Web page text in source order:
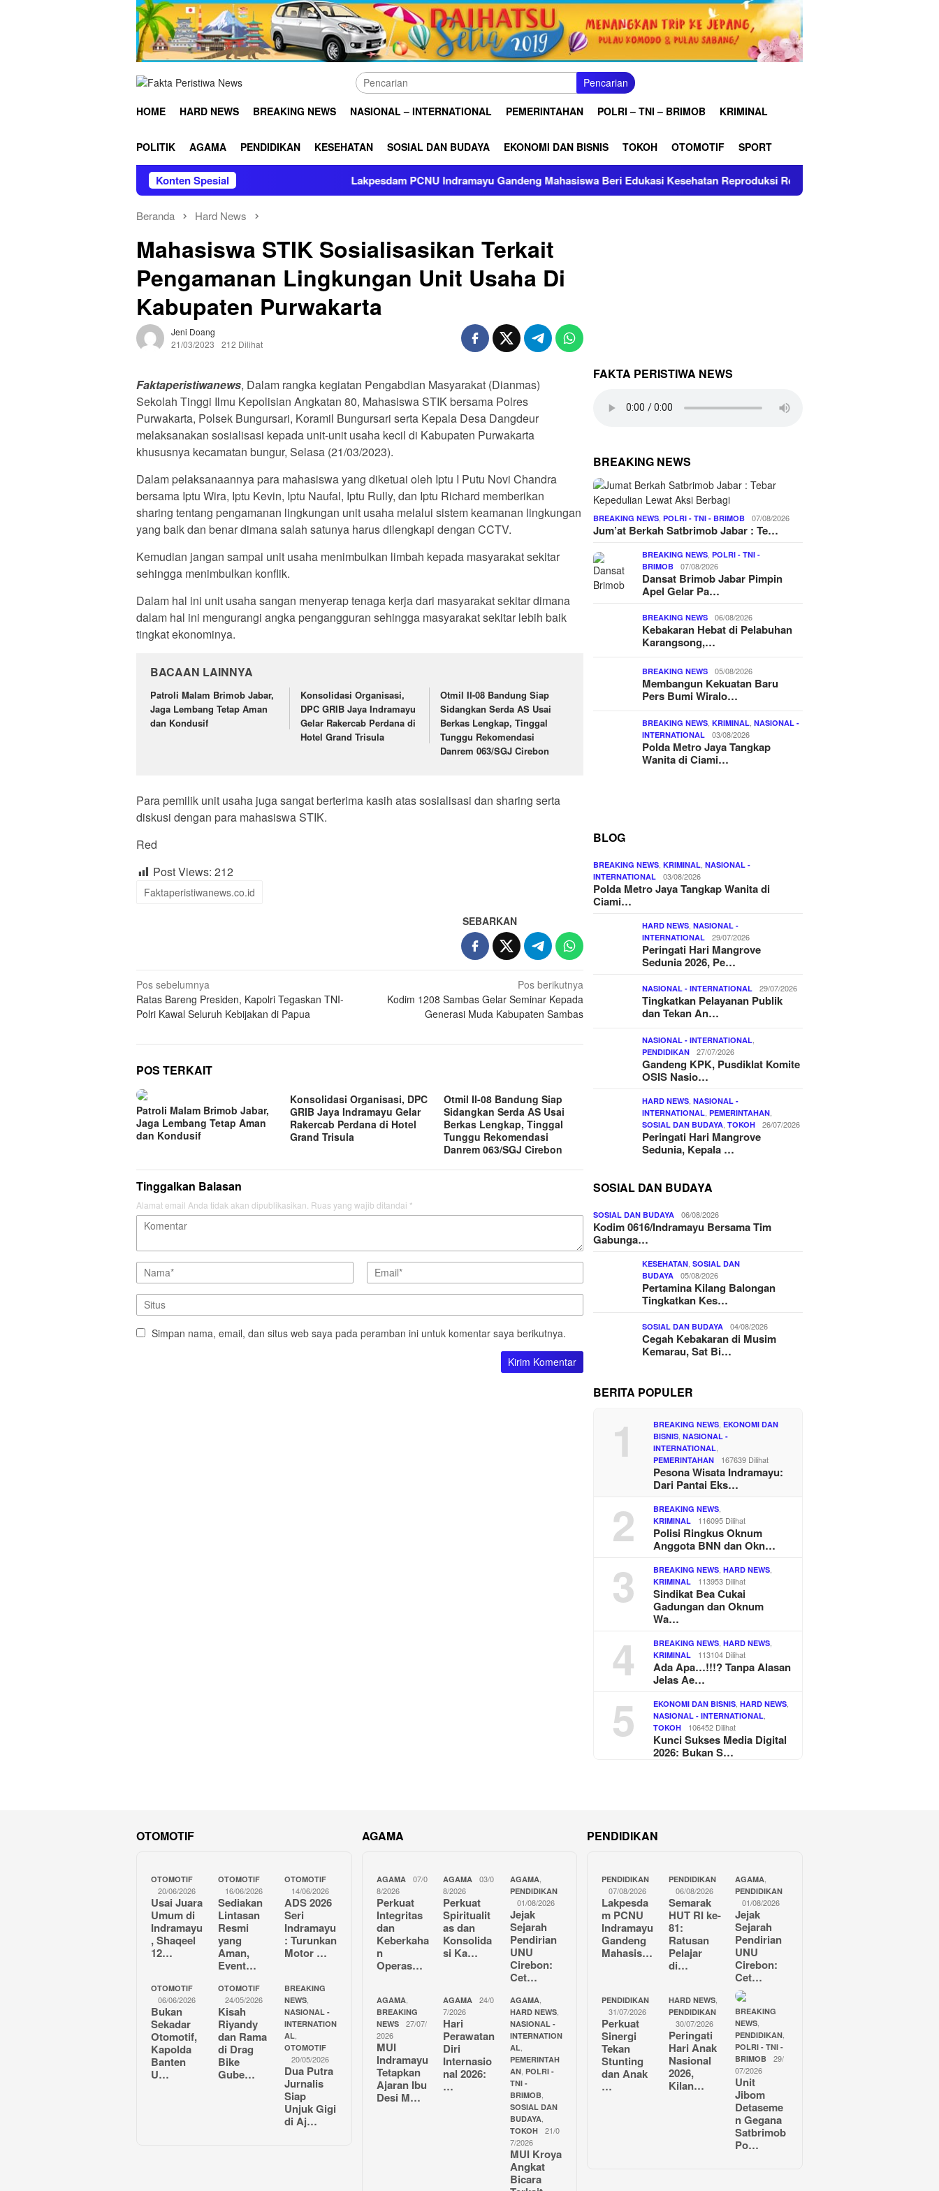
Pencarian
HOME HARD NEWS BREAKING NEWS NASIONAL – INTERNATIONAL PEMERINTAHAN POLRI – TNI – BRIMOB KRIMINAL
POLITIK AGAMA PENDIDIKAN KESEHATAN SOSIAL DAN BUDAYA EKONOMI DAN BISNIS TOKOH OTOMOTIF SPORT
Konten Spesial Lakpesdam PCNU Indramayu Gandeng Mahasiswa Beri Edukasi Kesehatan Reproduksi Remaja
Beranda Hard News
Mahasiswa STIK Sosialisasikan Terkait
Pengamanan Lingkungan Unit Usaha Di
Kabupaten Purwakarta
Jeni Doang
21/03/2023
212 Dilihat
Faktaperistiwanews, Dalam rangka kegiatan Pengabdian Masyarakat (Dianmas)
Sekolah Tinggi Ilmu Kepolisian Angkatan 80, Mahasiswa STIK bersama Polres
Purwakarta, Polsek Bungursari, Koramil Bungursari serta Kepala Desa Dangdeur
melaksanakan sosialisasi kepada unit-unit usaha kecil di Kabupaten Purwakarta
khususnya kecamatan bungur, Selasa (21/03/2023).
Dalam pelaksanaannya para mahasiswa yang diketuai oleh Iptu I Putu Novi Chandra
bersama Iptu Wira, Iptu Kevin, Iptu Naufal, Iptu Rully, dan Iptu Richard memberikan
sharing tentang pengamanan lingkungan unit usaha melalui sistem keamanan lingkungan
yang baik dan benar dimana salah satunya harus dilengkapi dengan CCTV.
Kemudian jangan sampai unit usaha menimbulkan limbah kepada masyarakat sekitar
sehingga menimbulkan konflik.
Dalam hal ini unit usaha sangan menyerap tenaga kerja dari masyarakat sekitar dimana
dalam hal ini mengurangi angka pengangguran sehingga masyarakat sekitar lebih baik
tingkat ekonominya.
BACAAN LAINNYA
Patroli Malam Brimob Jabar,
Jaga Lembang Tetap Aman
dan Kondusif
Konsolidasi Organisasi,
DPC GRIB Jaya Indramayu
Gelar Rakercab Perdana di
Hotel Grand Trisula
Otmil II-08 Bandung Siap
Sidangkan Serda AS Usai
Berkas Lengkap, Tinggal
Tunggu Rekomendasi
Danrem 063/SGJ Cirebon
Para pemilik unit usaha juga sangat berterima kasih atas sosialisasi dan sharing serta
diskusi dengan para mahasiswa STIK.
Red
Post Views: 212
Faktaperistiwanews.co.id
SEBARKAN
Navigasi
pos
Pos sebelumnya
Ratas Bareng Presiden, Kapolri Tegaskan TNI-
Polri Kawal Seluruh Kebijakan di Papua
Pos berikutnya
Kodim 1208 Sambas Gelar Seminar Kepada
Generasi Muda Kabupaten Sambas
POS TERKAIT
Patroli Malam Brimob Jabar,
Jaga Lembang Tetap Aman
dan Kondusif
Konsolidasi Organisasi, DPC
GRIB Jaya Indramayu Gelar
Rakercab Perdana di Hotel
Grand Trisula
Otmil II-08 Bandung Siap
Sidangkan Serda AS Usai
Berkas Lengkap, Tinggal
Tunggu Rekomendasi
Danrem 063/SGJ Cirebon
Tinggalkan Balasan
Alamat email Anda tidak akan dipublikasikan. Ruas yang wajib ditandai *
Simpan nama, email, dan situs web saya pada peramban ini untuk komentar saya berikutnya.
FAKTA PERISTIWA NEWS
BREAKING NEWS
BREAKING NEWS ,POLRI - TNI - BRIMOB 07/08/2026
Jum’at Berkah Satbrimob Jabar : Te…
BREAKING NEWS ,POLRI - TNI -
BRIMOB
07/08/2026
Dansat Brimob Jabar Pimpin
Apel Gelar Pa…
BREAKING NEWS 06/08/2026
Kebakaran Hebat di Pelabuhan
Karangsong,…
BREAKING NEWS 05/08/2026
Membangun Kekuatan Baru
Pers Bumi Wiralo…
BREAKING NEWS ,KRIMINAL ,NASIONAL -
INTERNATIONAL
03/08/2026
Polda Metro Jaya Tangkap
Wanita di Ciami…
BLOG
BREAKING NEWS ,KRIMINAL ,NASIONAL -
INTERNATIONAL
03/08/2026
Polda Metro Jaya Tangkap Wanita di
Ciami…
HARD NEWS ,NASIONAL -
INTERNATIONAL
29/07/2026
Peringati Hari Mangrove
Sedunia 2026, Pe…
NASIONAL - INTERNATIONAL 29/07/2026
Tingkatkan Pelayanan Publik
dan Tekan An…
NASIONAL - INTERNATIONAL
PENDIDIKAN 27/07/2026
Gandeng KPK, Pusdiklat Komite
OSIS Nasio…
HARD NEWS ,NASIONAL -
INTERNATIONAL ,PEMERINTAHAN
SOSIAL DAN BUDAYA ,TOKOH 26/07/2026
Peringati Hari Mangrove
Sedunia, Kepala …
SOSIAL DAN BUDAYA
SOSIAL DAN BUDAYA 06/08/2026
Kodim 0616/Indramayu Bersama Tim
Gabunga…
KESEHATAN ,SOSIAL DAN
BUDAYA
05/08/2026
Pertamina Kilang Balongan
Tingkatkan Kes…
SOSIAL DAN BUDAYA 04/08/2026
Cegah Kebakaran di Musim
Kemarau, Sat Bi…
BERITA POPULER
1 BREAKING NEWS ,EKONOMI DAN
BISNIS ,NASIONAL -
INTERNATIONAL
PEMERINTAHAN 167639 Dilihat
Pesona Wisata Indramayu:
Dari Pantai Eks…
2 BREAKING NEWS
KRIMINAL 116095 Dilihat
Polisi Ringkus Oknum
Anggota BNN dan Okn…
3 BREAKING NEWS ,HARD NEWS
KRIMINAL 113953 Dilihat
Sindikat Bea Cukai
Gadungan dan Oknum
Wa…
4 BREAKING NEWS ,HARD NEWS
KRIMINAL 113104 Dilihat
Ada Apa…!!!? Tanpa Alasan
Jelas Ae…
5 EKONOMI DAN BISNIS ,HARD NEWS
NASIONAL - INTERNATIONAL
TOKOH 106452 Dilihat
Kunci Sukses Media Digital
2026: Bukan S…
OTOMOTIF
OTOMOTIF
20/06/2026
Usai Juara
Umum di
Indramayu
, Shaqeel
12…
OTOMOTIF
16/06/2026
Sediakan
Lintasan
Resmi
yang
Aman,
Event…
OTOMOTIF
14/06/2026
ADS 2026
Seri
Indramayu
: Turunkan
Motor …
OTOMOTIF
06/06/2026
Bukan
Sekadar
Otomotif,
Kapolda
Banten
U…
OTOMOTIF
24/05/2026
Kisah
Riyandy
dan Rama
di Drag
Bike
Gube…
BREAKING
NEWS
NASIONAL -
INTERNATION
AL
OTOMOTIF
20/05/2026
Dua Putra
Jurnalis
Siap
Unjuk Gigi
di Aj…
AGAMA
AGAMA
07/0
8/2026
Perkuat
Integritas
dan
Keberkaha
n
Operas…
AGAMA
03/0
8/2026
Perkuat
Spiritualit
as dan
Konsolida
si Ka…
AGAMA,
PENDIDIKAN
01/08/2026
Jejak
Sejarah
Pendirian
UNU
Cirebon:
Cet…
AGAMA,
BREAKING
NEWS
27/07/
2026
MUI
Indramayu
Tetapkan
Ajaran Ibu
Desi M…
AGAMA
24/0
7/2026
Hari
Perawatan
Diri
Internasio
nal 2026:
…
AGAMA,
HARD NEWS,
NASIONAL -
INTERNATION
AL
PEMERINTAH
AN, POLRI -
TNI -
BRIMOB,
SOSIAL DAN
BUDAYA,
TOKOH
21/0
7/2026
MUI Kroya
Angkat
Bicara
PENDIDIKAN
PENDIDIKAN
07/08/2026
Lakpesda
m PCNU
Indramayu
Gandeng
Mahasis…
PENDIDIKAN
06/08/2026
Semarak
HUT RI ke-
81:
Ratusan
Pelajar
di…
AGAMA
PENDIDIKAN
01/08/2026
Jejak
Sejarah
Pendirian
UNU
Cirebon:
Cet…
PENDIDIKAN
31/07/2026
Perkuat
Sinergi
Tekan
Stunting
dan Anak
…
HARD NEWS,
PENDIDIKAN
30/07/2026
Peringati
Hari Anak
Nasional
2026,
Kilan…
BREAKING
NEWS
PENDIDIKAN
POLRI - TNI -
BRIMOB
29/
07/2026
Unit
Jibom
Detaseme
n Gegana
Satbrimob
Po…